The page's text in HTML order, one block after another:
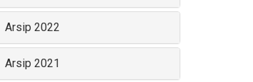
Arsip 2022
Arsip 2021